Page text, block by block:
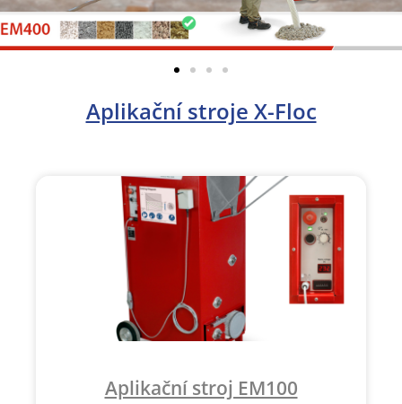
Aplikační stroje X-Floc
Aplikační stroj EM100